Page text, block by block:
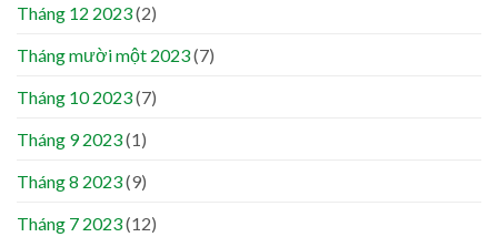
Tháng 12 2023(2)
Tháng mười một 2023(7)
Tháng 10 2023(7)
Tháng 9 2023(1)
Tháng 8 2023(9)
Tháng 7 2023(12)